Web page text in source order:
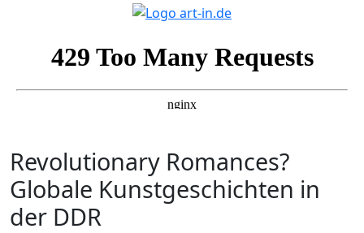
Revolutionary Romances?
Globale Kunstgeschichten in
der DDR